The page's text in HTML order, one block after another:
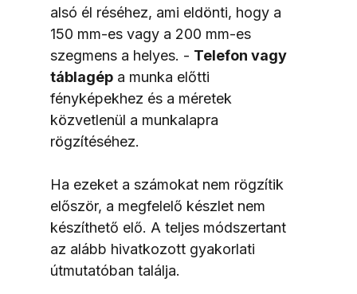
alsó él réséhez, ami eldönti, hogy a
150 mm-es vagy a 200 mm-es
szegmens a helyes. - Telefon vagy
táblagép a munka előtti
fényképekhez és a méretek
közvetlenül a munkalapra
rögzítéséhez.
Ha ezeket a számokat nem rögzítik
először, a megfelelő készlet nem
készíthető elő. A teljes módszertant
az alább hivatkozott gyakorlati
útmutatóban találja.